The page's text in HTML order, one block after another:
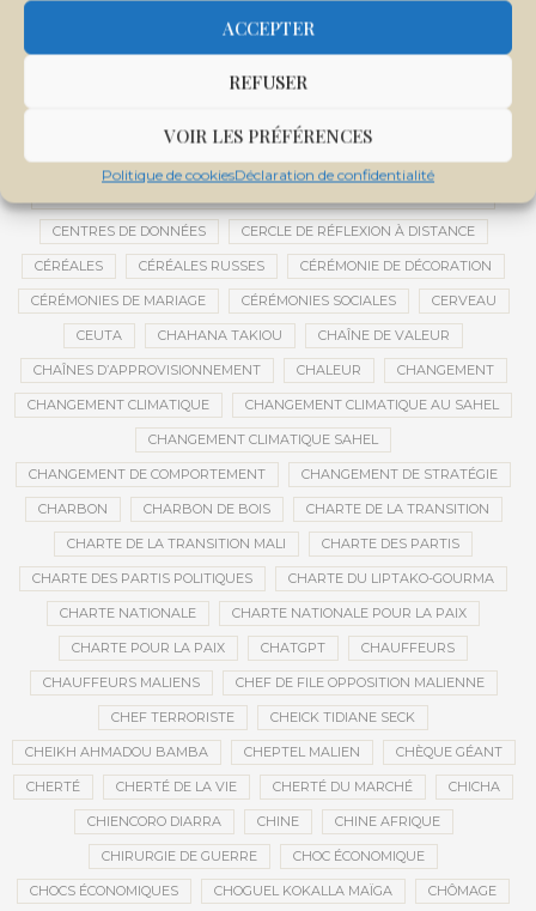
ACCEPTER
REFUSER
VOIR LES PRÉFÉRENCES
Politique de cookiesDéclaration de confidentialité
CENTRALE SOLAIRE DE SANANKOROBA
CENTRE D'INTELLIGENCE ARTIFICIELLE
CENTRE DE SANTÉ COMMUNAUTAIRE
CENTRE INTERNATIONAL DE CONFÉRENCES DE BAMAKO
CENTRE MALI
CENTRES DE DONNÉES CERCLE DE RÉFLEXION À DISTANCE
CÉRÉALES CÉRÉALES RUSSES CÉRÉMONIE DE DÉCORATION
CÉRÉMONIES DE MARIAGE CÉRÉMONIES SOCIALES CERVEAU
CEUTA CHAHANA TAKIOU CHAÎNE DE VALEUR
CHAÎNES D’APPROVISIONNEMENT CHALEUR CHANGEMENT
CHANGEMENT CLIMATIQUE CHANGEMENT CLIMATIQUE AU SAHEL
CHANGEMENT CLIMATIQUE SAHEL
CHANGEMENT DE COMPORTEMENT CHANGEMENT DE STRATÉGIE
CHARBON CHARBON DE BOIS CHARTE DE LA TRANSITION
CHARTE DE LA TRANSITION MALI CHARTE DES PARTIS
CHARTE DES PARTIS POLITIQUES CHARTE DU LIPTAKO-GOURMA
CHARTE NATIONALE CHARTE NATIONALE POUR LA PAIX
CHARTE POUR LA PAIX CHATGPT CHAUFFEURS
CHAUFFEURS MALIENS CHEF DE FILE OPPOSITION MALIENNE
CHEF TERRORISTE CHEICK TIDIANE SECK
CHEIKH AHMADOU BAMBA CHEPTEL MALIEN CHÈQUE GÉANT
CHERTÉ CHERTÉ DE LA VIE CHERTÉ DU MARCHÉ CHICHA
CHIENCORO DIARRA CHINE CHINE AFRIQUE
CHIRURGIE DE GUERRE CHOC ÉCONOMIQUE
CHOCS ÉCONOMIQUES CHOGUEL KOKALLA MAÏGA CHÔMAGE